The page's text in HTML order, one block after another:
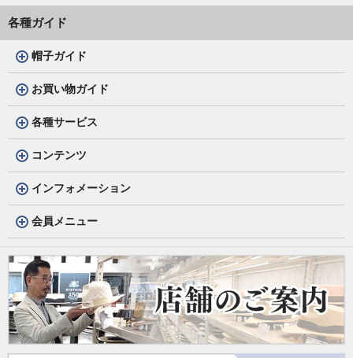
各種ガイド
帽子ガイド
お買い物ガイド
各種サービス
コンテンツ
インフォメーション
会員メニュー